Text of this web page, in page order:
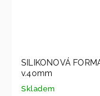
SILIKONOVÁ
v.40mm
Skladem